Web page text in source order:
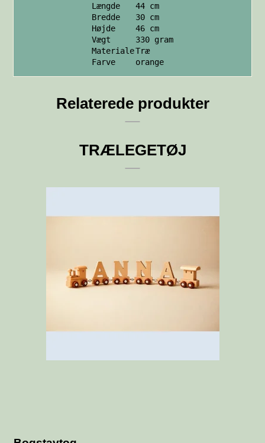
Længde
44 cm
Bredde
30 cm
Højde
46 cm
Vægt
330 gram
MaterialeTræ
Farve
orange
Relaterede produkter
TRÆLEGETØJ